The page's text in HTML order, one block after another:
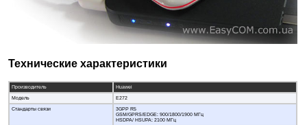
Технические характеристики
Производитель
Huawei
Модель
E272
Стандарты связи
3GPP R5
GSM/GPRS/EDGE: 900/1800/1900 МГц
HSDPA/ HSUPA: 2100 МГц